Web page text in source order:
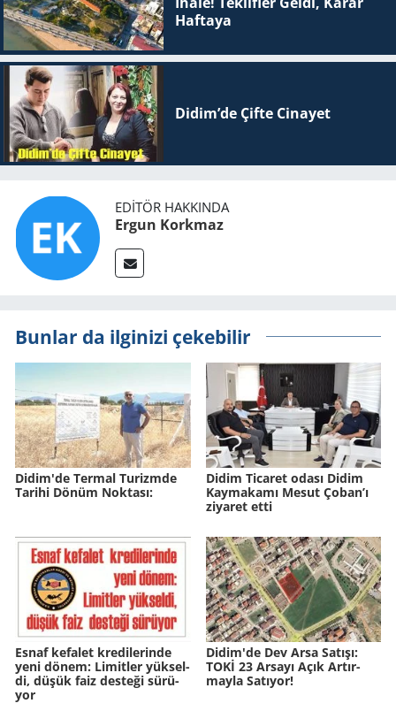
Haftaya
Didim’de Çifte Ci­na­yet
EDITÖR HAKKINDA
Ergun Korkmaz
Bunlar da ilginizi çekebilir
Didim'de Ter­mal Tu­rizm­de
Ta­ri­hi Dönüm Nok­ta­sı:
Didim Ticaret odası Didim
Kaymakamı Mesut Çoban’ı
ziyaret etti
Esnaf ke­fa­let kre­di­le­rin­de
yeni dönem: Li­mit­ler yük­sel­
di, düşük faiz des­te­ği sü­rü­
yor
Didim'de Dev Arsa Sa­tı­şı:
TOKİ 23 Ar­sa­yı Açık Ar­tır­
may­la Sa­tı­yor!